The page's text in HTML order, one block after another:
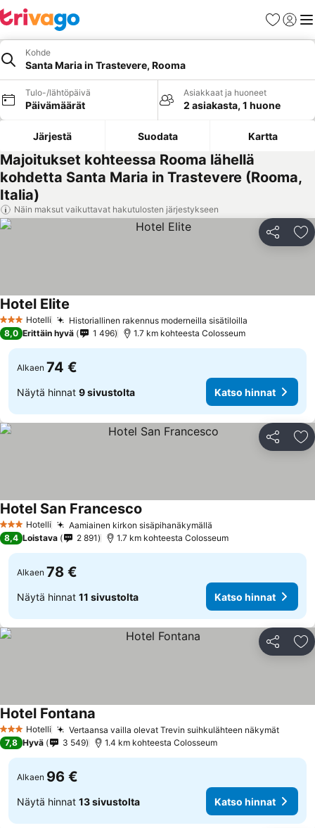
Suosikit
Kohde
Santa Maria in Trastevere, Rooma
Tulo-/lähtöpäivä
Päivämäärät
Asiakkaat ja huoneet
2 asiakasta, 1 huone
Järjestä Suodata Kartta
Majoitukset kohteessa Rooma lähellä
kohdetta Santa Maria in Trastevere (Rooma,
Italia)
Näin maksut vaikuttavat hakutulosten järjestykseen
Jaa
3 Tähtiluokitus
Hotelli Historiallinen rakennus moderneilla sisätiloilla
Hotel Elite
8,0 Erittäin hyvä 1 496 1.7 km kohteesta Colosseum
Alkaen 74 €
Näytä hinnat 9 sivustolta Katso hinnat
Jaa
3 Tähtiluokitus
Hotelli Aamiainen kirkon sisäpihanäkymällä
Hotel San Francesco
8,4 Loistava 2 891 1.7 km kohteesta Colosseum
Alkaen 78 €
Näytä hinnat 11 sivustolta Katso hinnat
Jaa
3 Tähtiluokitus
Hotelli Vertaansa vailla olevat Trevin suihkulähteen näkymätKatso
Hotel Fontana
7,8 Hyvä 3 549 1.4 km kohteesta Colosseum
Alkaen 96 €
Näytä hinnat 13 sivustolta Katso hinnat